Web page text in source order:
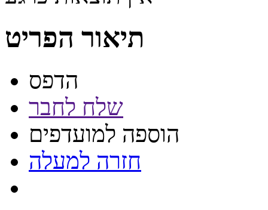
תיאור הפריט
הדפס
שלח לחבר
הוספה למועדפים
חזרה למעלה